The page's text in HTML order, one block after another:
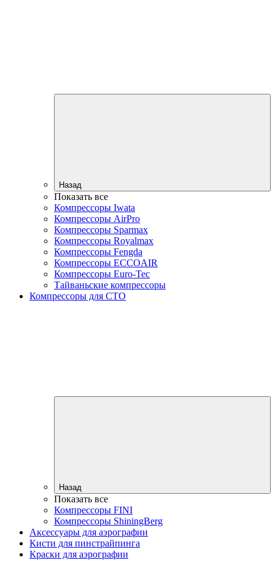
Назад
Показать все
Компрессоры Iwata
Компрессоры AirPro
Компрессоры Sparmax
Компрессоры Royalmax
Компрессоры Fengda
Компрессоры ECCOAIR
Компрессоры Euro-Tec
Тайваньские компрессоры
Компрессоры для СТО
Назад
Показать все
Компрессоры FINI
Компрессоры ShiningBerg
Аксессуары для аэрографии
Кисти для пинстрайпинга
Краски для аэрографии